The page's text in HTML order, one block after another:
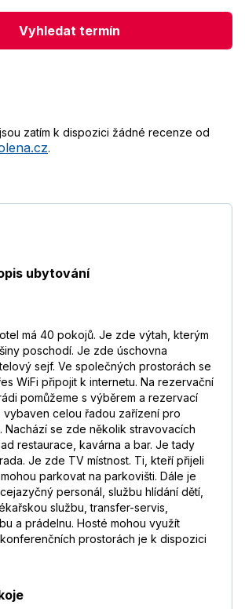
Vyhledat termín
zatím k dispozici žádné recenze od
.
ubytování
má 40 pokojů. Je zde výtah, kterým
poschodí. Je zde úschovna
sejf. Ve společných prostorách se
WiFi připojit k internetu. Na rezervační
pomůžeme s výběrem a rezervací
vybaven celou řadou zařízení pro
Nachází se zde několik stravovacích
restaurace, kavárna a bar. Je tady
Je zde TV místnost. Ti, kteří přijeli
parkovat na parkovišti. Dále je
personál, službu hlídání dětí,
službu, transfer-servis,
a prádelnu. Hosté mohou využít
prostorách je k dispozici